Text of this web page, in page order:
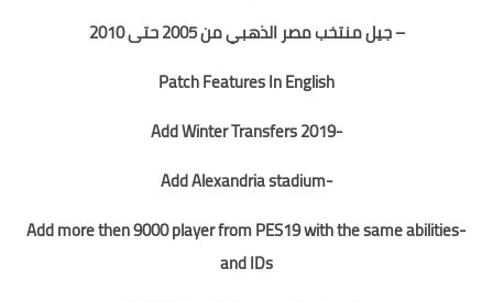
– جيل منتخب مصر الذهبي من 2005 حتى 2010
Patch Features In English
-Add Winter Transfers 2019
-Add Alexandria stadium
-Add more then 9000 player from PES19 with the same abilities
and IDs